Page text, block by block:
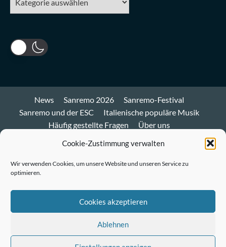
Cookie-Zustimmung verwalten
Wir verwenden Cookies, um unsere Website und unseren Service zu
optimieren.
Cookies akzeptieren
Ablehnen
News Sanremo 2026
Sanremo-Festival
Sanremo und der ESC
Italienische populäre Musik
Häufig gestellte Fragen
Über uns
Mastodon
Twitter
LinkedIn